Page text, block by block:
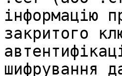
інформацію
закритого
шифрування